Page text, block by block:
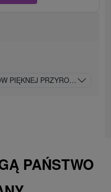
PIĘKNEJ PRZYRODY I
PAŃSTWO